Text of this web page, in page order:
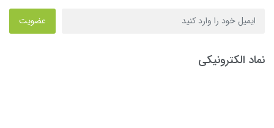
عضویت
نماد الکترونیکی